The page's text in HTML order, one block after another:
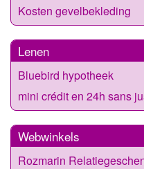
Kosten gevelbekleding
Lenen
Bluebird hypotheek
mini crédit en 24h sans
Webwinkels
Rozmarin